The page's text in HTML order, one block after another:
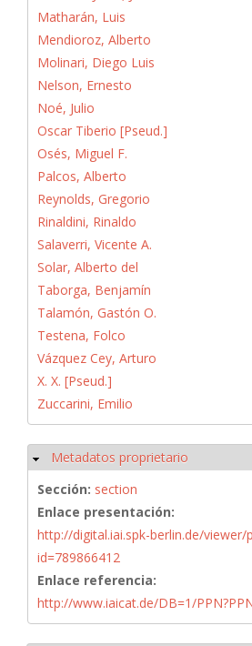
Matharán, Luis
Mendioroz, Alberto
Molinari, Diego Luis
Nelson, Ernesto
Noé, Julio
Oscar Tiberio [Pseud.]
Osés, Miguel F.
Palcos, Alberto
Reynolds, Gregorio
Rinaldini, Rinaldo
Salaverri, Vicente A.
Solar, Alberto del
Taborga, Benjamín
Talamón, Gastón O.
Testena, Folco
Vázquez Cey, Arturo
X. X. [Pseud.]
Zuccarini, Emilio
Ocultar
Metadatos proprietario
Sección: section
Enlace presentación:
http://digital.iai.spk-berlin.de/viewer/
id=789866412
Enlace referencia:
http://www.iaicat.de/DB=1/